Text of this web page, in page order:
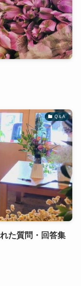
Q＆A
た質問・回答集